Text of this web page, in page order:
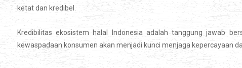
ketat dan kredibel.
Kredibilitas ekosistem halal Indonesia adalah tanggung jawab
kewaspadaan konsumen akan menjadi kunci menjaga kepercayaan